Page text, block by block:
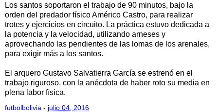
Los santos soportaron el trabajo de 90 minutos, bajo la
orden del predador físico Américo Castro, para realizar
trotes y ejercicios en circuito. La práctica estuvo dedicada a
la potencia y la velocidad, utilizando arneses y
aprovechando las pendientes de las lomas de los arenales,
para exigir más a los santos.
El arquero Gustavo Salvatierra García se estrenó en el
trabajo riguroso, con la anécdota de haber roto su media en
plena labor física.
futbolbolivia - julio 04, 2016